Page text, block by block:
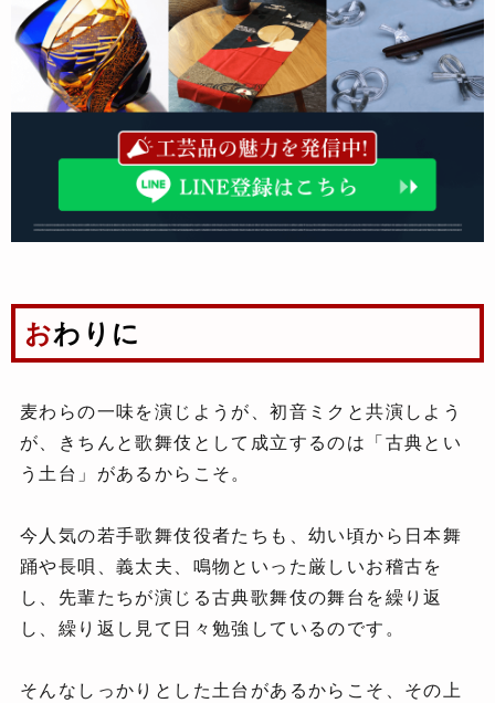
おわりに
麦わらの一味を演じようが、初音ミクと共演しよう
が、きちんと歌舞伎として成立するのは「古典とい
う土台」があるからこそ。
今人気の若手歌舞伎役者たちも、幼い頃から日本舞
踊や長唄、義太夫、鳴物といった厳しいお稽古を
し、先輩たちが演じる古典歌舞伎の舞台を繰り返
し、繰り返し見て日々勉強しているのです。
そんなしっかりとした土台があるからこそ、その上